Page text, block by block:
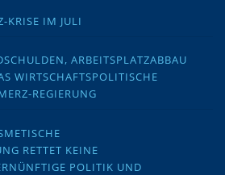
KRISE IM JULI
ARBEITSPLATZABBAU
WIRTSCHAFTSPOLITISCHE
REGIERUNG
RETTET KEINE
POLITIK UND